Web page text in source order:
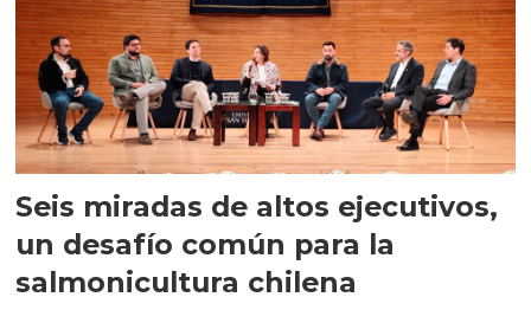
Seis miradas de altos ejecutivos,
un desafío común para la
salmonicultura chilena